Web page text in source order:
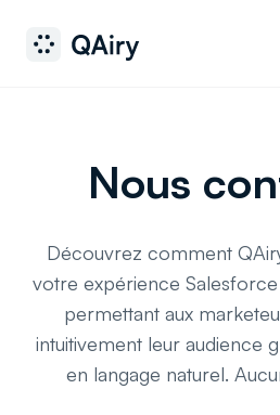
Nous
Découvrez comment
votre expérience
permettant aux
intuitivement leur audience
en langage naturel.